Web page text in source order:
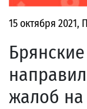
15 октября 2021,
жалоб на